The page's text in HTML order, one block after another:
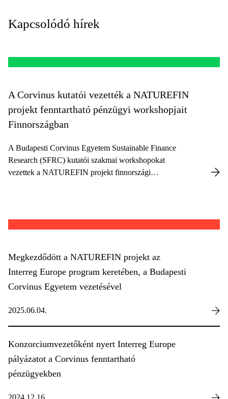
Kapcsolódó hírek
A Corvinus kutatói vezették a NATUREFIN
projekt fenntartható pénzügyi workshopjait
Finnországban
A Budapesti Corvinus Egyetem Sustainable Finance
Research (SFRC) kutatói szakmai workshopokat
vezettek a NATUREFIN projekt finnországi
Megkezdődött a NATUREFIN projekt az
Interreg Europe program keretében, a Budapesti
Corvinus Egyetem vezetésével
2025.06.04.
Konzorciumvezetőként nyert Interreg Europe
pályázatot a Corvinus fenntartható
pénzügyekben
2024.12.16.